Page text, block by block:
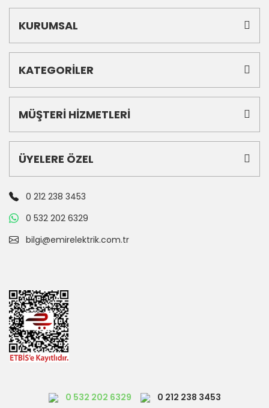
KURUMSAL
KATEGORİLER
MÜŞTERİ HİZMETLERİ
ÜYELERE ÖZEL
0 212 238 3453
0 532 202 6329
bilgi@emirelektrik.com.tr
0 532 202 6329 0 212 238 3453